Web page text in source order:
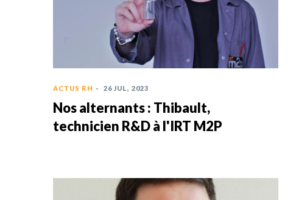
ACTUS RH - 26 JUL, 2023
Nos alternants : Thibault,
technicien R&D à l'IRT M2P